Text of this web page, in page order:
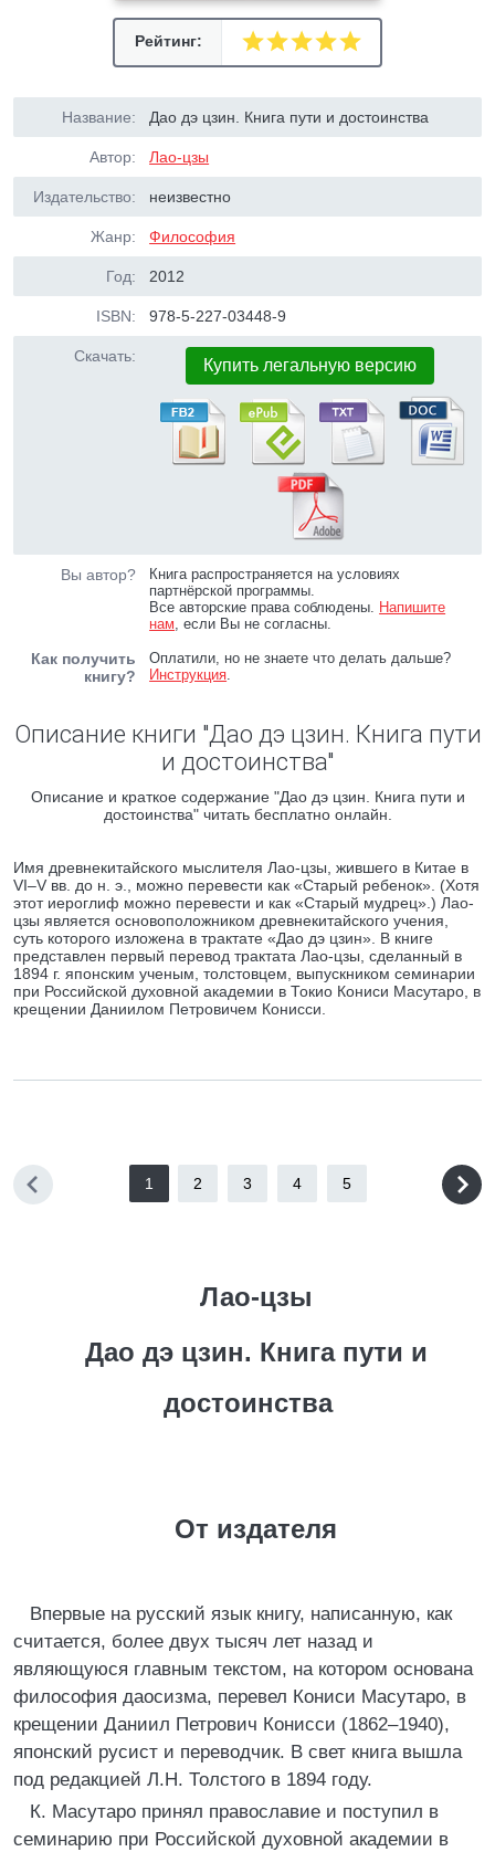
Рейтинг:
Название: Дао дэ цзин. Книга пути и достоинства
Автор: Лао-цзы
Издательство: неизвестно
Жанр: Философия
Год: 2012
ISBN: 978-5-227-03448-9
Скачать: Купить легальную версию
Вы автор?
Книга распространяется на условиях
партнёрской программы.
Все авторские права соблюдены. Напишите
нам, если Вы не согласны.
Как получить
книгу?
Оплатили, но не знаете что делать дальше?
Инструкция.
Описание книги "Дао дэ цзин. Книга пути
и достоинства"
Описание и краткое содержание "Дао дэ цзин. Книга пути и
достоинства" читать бесплатно онлайн.
Имя древнекитайского мыслителя Лао-цзы, жившего в Китае в
VI–V вв. до н. э., можно перевести как «Старый ребенок». (Хотя
этот иероглиф можно перевести и как «Старый мудрец».) Лао-
цзы является основоположником древнекитайского учения,
суть которого изложена в трактате «Дао дэ цзин». В книге
представлен первый перевод трактата Лао-цзы, сделанный в
1894 г. японским ученым, толстовцем, выпускником семинарии
при Российской духовной академии в Токио Кониси Масутаро, в
крещении Даниилом Петровичем Конисси.
1 2 3 4 5
Лао-цзы
Дао дэ цзин. Книга пути и
достоинства
От издателя
Впервые на русский язык книгу, написанную, как
считается, более двух тысяч лет назад и
являющуюся главным текстом, на котором основана
философия даосизма, перевел Кониси Маcутаро, в
крещении Даниил Петрович Конисси (1862–1940),
японский русист и переводчик. В свет книга вышла
под редакцией Л.Н. Толстого в 1894 году.
К. Масутаро принял православие и поступил в
семинарию при Российской духовной академии в